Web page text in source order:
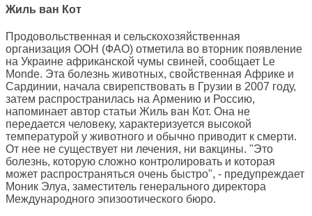
Жиль ван Кот
Продовольственная и сельскохозяйственная
организация ООН (ФАО) отметила во вторник появление
на Украине африканской чумы свиней, сообщает Le
Monde. Эта болезнь животных, свойственная Африке и
Сардинии, начала свирепствовать в Грузии в 2007 году,
затем распространилась на Армению и Россию,
напоминает автор статьи Жиль ван Кот. Она не
передается человеку, характеризуется высокой
температурой у животного и обычно приводит к смерти.
От нее не существует ни лечения, ни вакцины. "Это
болезнь, которую сложно контролировать и которая
может распространяться очень быстро", - предупреждает
Моник Элуа, заместитель генерального директора
Международного эпизоотического бюро.